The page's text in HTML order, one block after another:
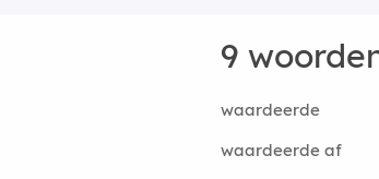
9
waardeerde
waardeerde af